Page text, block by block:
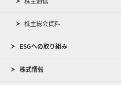
株主総会資料
ESGへの取り組み
株式情報